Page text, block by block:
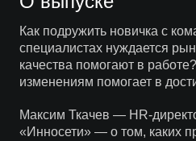
Как подружить новичка с
специалистах нуждается
качества помогают в
изменениям помогает в
Максим Ткачев — HR-
«Инносети» — о том, каких